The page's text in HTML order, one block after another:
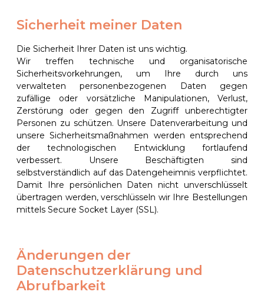
Sicherheit meiner Daten
Die Sicherheit Ihrer Daten ist uns wichtig.
Wir treffen technische und organisatorische
Sicherheitsvorkehrungen, um Ihre durch uns
verwalteten personenbezogenen Daten gegen
zufällige oder vorsätzliche Manipulationen, Verlust,
Zerstörung oder gegen den Zugriff unberechtigter
Personen zu schützen. Unsere Datenverarbeitung und
unsere Sicherheitsmaßnahmen werden entsprechend
der technologischen Entwicklung fortlaufend
verbessert. Unsere Beschäftigten sind
selbstverständlich auf das Datengeheimnis verpflichtet.
Damit Ihre persönlichen Daten nicht unverschlüsselt
übertragen werden, verschlüsseln wir Ihre Bestellungen
mittels Secure Socket Layer (SSL).
Änderungen der
Datenschutzerklärung und
Abrufbarkeit